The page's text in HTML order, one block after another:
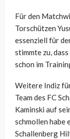
Für den
Torschützen
essenziell für
stimmte zu,
schon im
Weitere Indiz
Team des FC
Kaminski auf
schmollen habe
Schallenberg